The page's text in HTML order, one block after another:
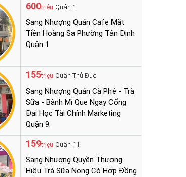
600triệu Quận 1
Sang Nhượng Quán Cafe Mặt
Tiền Hoàng Sa Phường Tân Định
Quận 1
155triệu Quận Thủ Đức
Sang Nhượng Quán Cà Phê - Trà
Sữa - Bành Mì Que Ngay Cổng
Đại Học Tài Chính Marketing
Quận 9.
159triệu Quận 11
Sang Nhượng Quyền Thương
Hiệu Trà Sữa Nọng Có Hợp Đồng